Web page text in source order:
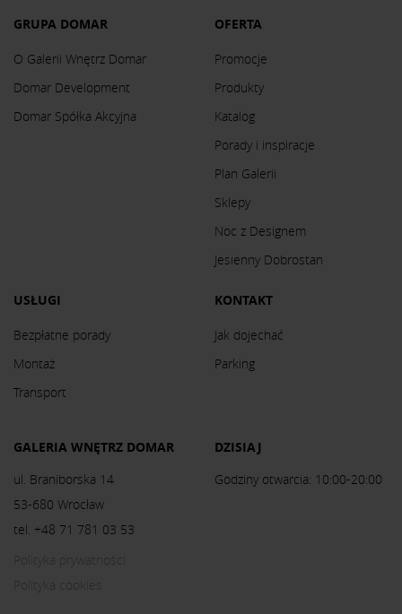
GRUPA DOMAR
O Galerii Wnętrz Domar
Domar Development
Domar Spółka Akcyjna
OFERTA
Promocje
Produkty
Katalog
Porady i inspiracje
Plan Galerii
Sklepy
Noc z Designem
Jesienny Dobrostan
USŁUGI
Bezpłatne porady
Montaż
Transport
KONTAKT
Jak dojechać
Parking
GALERIA WNĘTRZ DOMAR
ul. Braniborska 14
53-680 Wrocław
tel. +48 71 781 03 53
DZISIAJ
Godziny otwarcia: 10:00-20:00